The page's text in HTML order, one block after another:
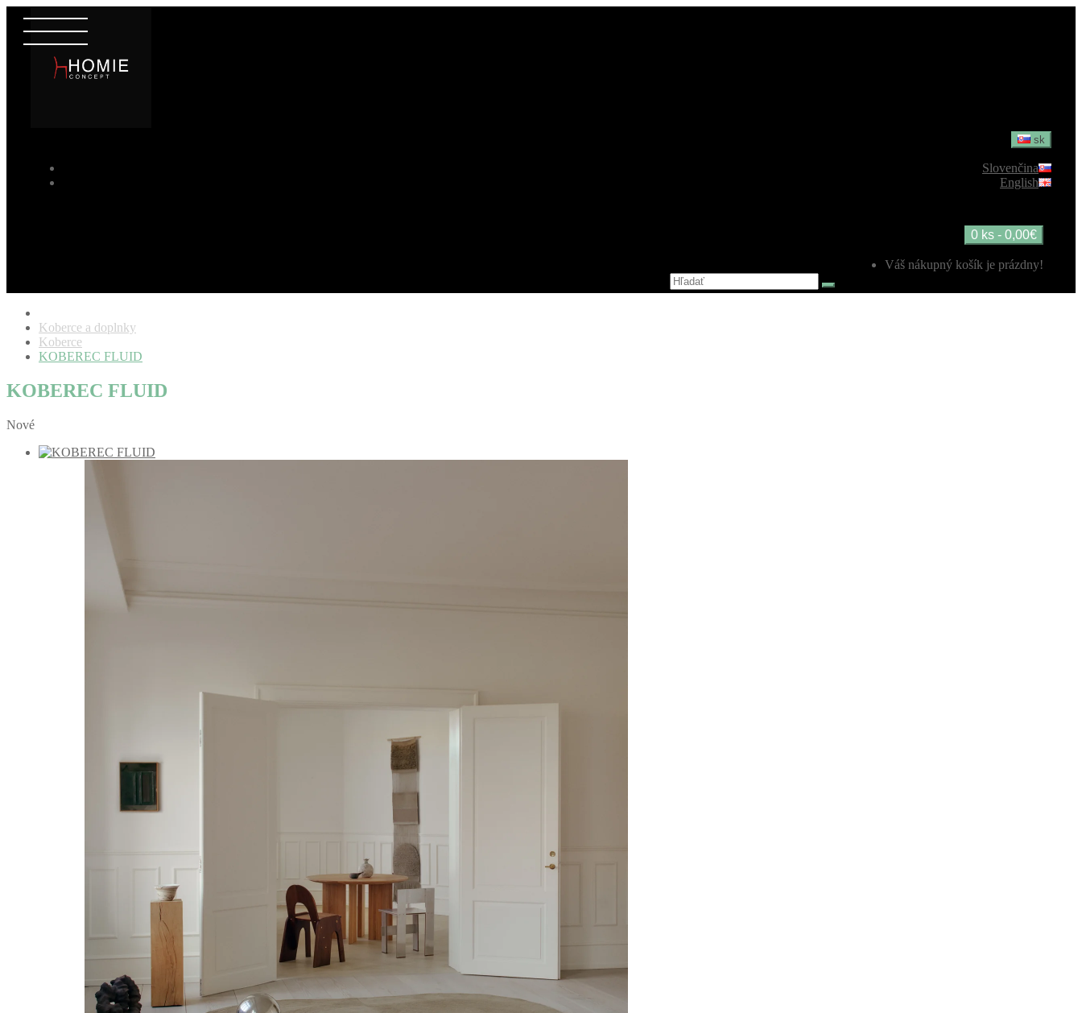
sk
Slovenčina
English
0 ks - 0,00€
Váš nákupný košík je prázdny!
Koberce a doplnky
Koberce
KOBEREC FLUID
KOBEREC FLUID
Nové